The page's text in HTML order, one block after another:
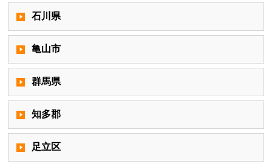
石川県
亀山市
群馬県
知多郡
足立区